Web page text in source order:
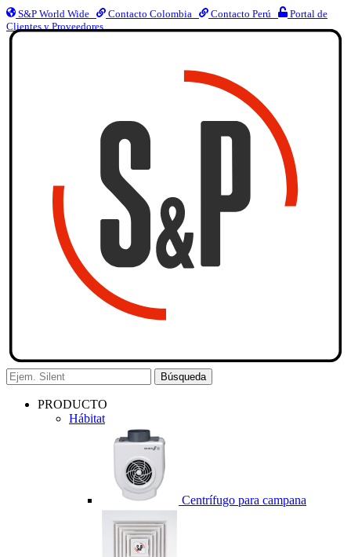
S&P World Wide Contacto Colombia Contacto Perú
Portal de
Clientes y Proveedores
Búsqueda
PRODUCTO
Hábitat
Centrífugo para campana